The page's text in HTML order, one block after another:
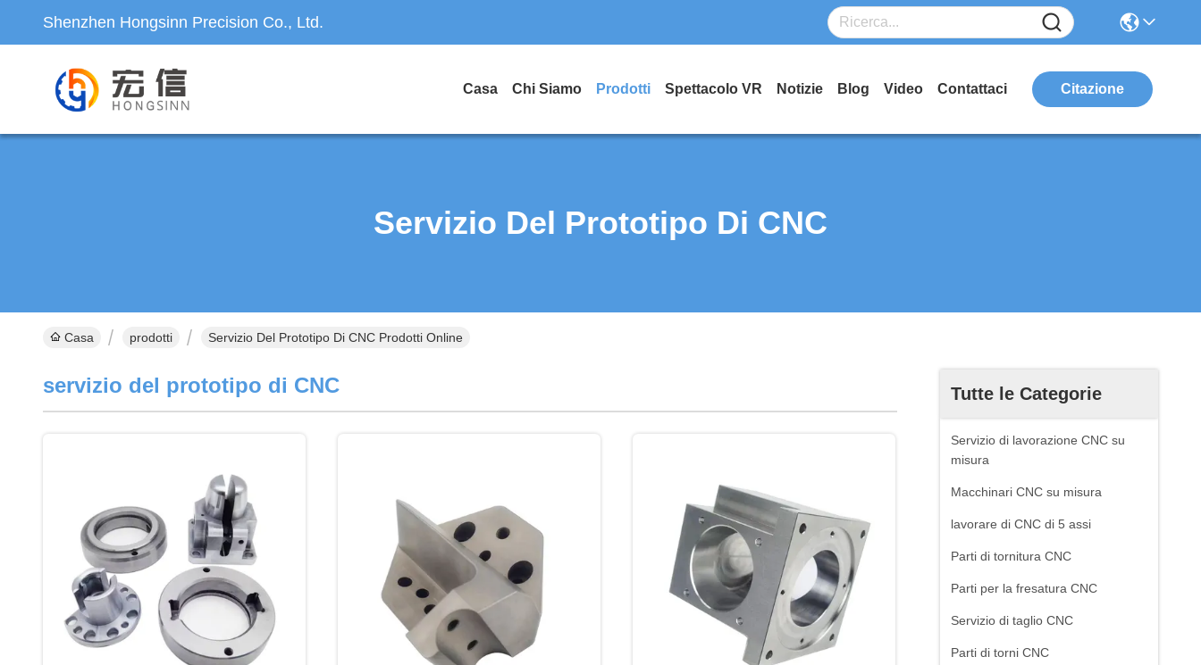
Shenzhen Hongsinn Precision Co., Ltd.
Casa Chi Siamo Prodotti Spettacolo VR Notizie Blog Video Contattaci Citazione
Servizio Del Prototipo Di CNC
Casa prodotti Servizio Del Prototipo Di CNC Prodotti Online
Tutte le Categorie
Servizio di lavorazione CNC su
misura
Macchinari CNC su misura
lavorare di CNC di 5 assi
Parti di tornitura CNC
Parti per la fresatura CNC
Servizio di taglio CNC
Parti di torni CNC
servizio del prototipo di CNC